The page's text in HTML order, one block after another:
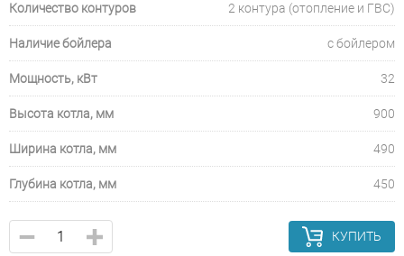
Количество контуров 2 контура (отопление и ГВС)
Наличие бойлера с бойлером
Мощность, кВт 32
Высота котла, мм 900
Ширина котла, мм 490
Глубина котла, мм 450
КУПИТЬ